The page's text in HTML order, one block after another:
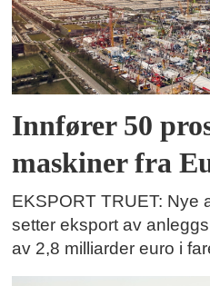
Innfører 50
maskiner fra
EKSPORT TRUET: Nye
setter eksport av
av 2,8 milliarder euro i